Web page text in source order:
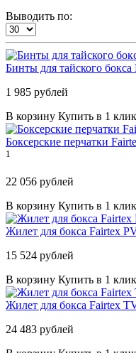
Выводить по:
Бинты для тайского
1 985 рублей
В корзину Купить в 1 клик
Боксерские перчатки
1
22 056 рублей
В корзину Купить в 1 клик
Жилет для бокса Fairtex
15 524 рублей
В корзину Купить в 1 клик
Жилет для бокса Fairtex
24 483 рублей